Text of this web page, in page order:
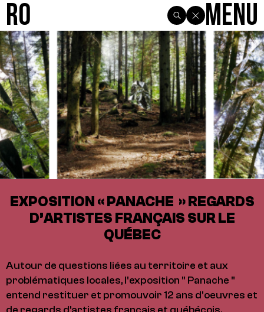
R0 Menu
EXPOSITION « PANACHE » REGARDS
D’ARTISTES FRANÇAIS SUR LE
QUÉBEC
Autour de questions liées au territoire et aux
problématiques locales, l'exposition " Panache "
entend restituer et promouvoir 12 ans d'oeuvres et
de regards d'artistes français et québécois.